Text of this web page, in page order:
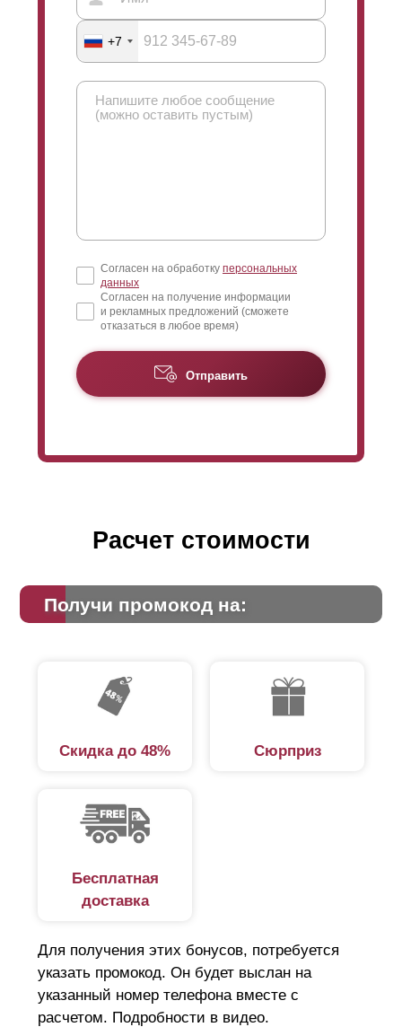
+7
Согласен на обработку персональных
данных
Согласен на получение информации
и рекламных предложений (сможете
отказаться в любое время)
Отправить
Расчет стоимости
Получи промокод на:
Скидка до 48% Сюрприз
Бесплатная
доставка
Для получения этих бонусов, потребуется
указать промокод. Он будет выслан на
указанный номер телефона вместе с
расчетом. Подробности в видео.